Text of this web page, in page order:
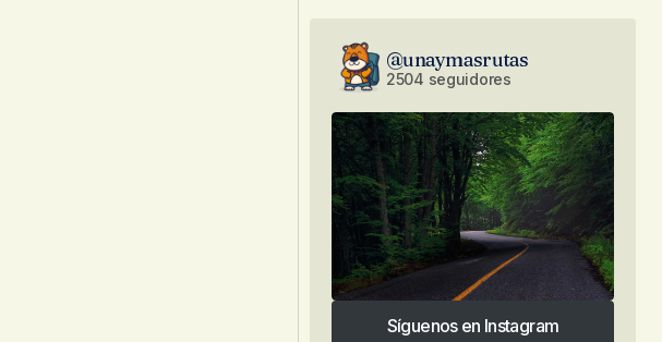
@unaymasrutas
2504 seguidores
Síguenos en Instagram